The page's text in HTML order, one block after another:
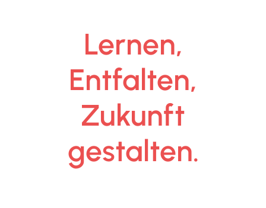
Lernen,
Entfalten,
Zukunft
gestalten.